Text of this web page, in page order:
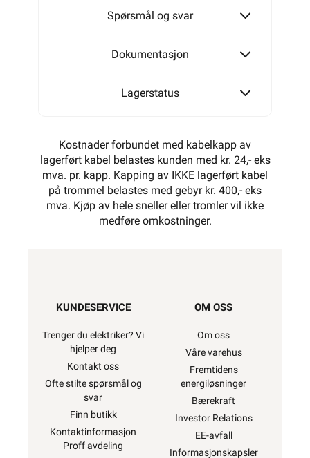
Spørsmål og svar
Dokumentasjon
Lagerstatus
Kostnader forbundet med kabelkapp av
lagerført kabel belastes kunden med kr. 24,- eks
mva. pr. kapp. Kapping av IKKE lagerført kabel
på trommel belastes med gebyr kr. 400,- eks
mva. Kjøp av hele sneller eller tromler vil ikke
medføre omkostninger.
KUNDESERVICE
Trenger du elektriker? Vi
hjelper deg
Kontakt oss
Ofte stilte spørsmål og
svar
Finn butikk
Kontaktinformasjon
Proff avdeling
OM OSS
Om oss
Våre varehus
Fremtidens
energiløsninger
Bærekraft
Investor Relations
EE-avfall
Informasjonskapsler